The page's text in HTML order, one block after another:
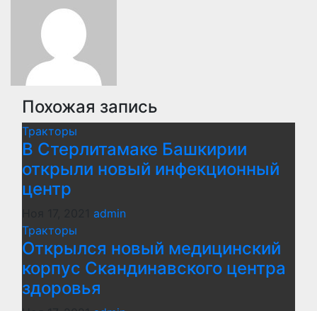
Похожая запись
Тракторы
В Стерлитамаке Башкирии
открыли новый инфекционный
центр
admin
Тракторы
Открылся новый медицинский
корпус Скандинавского центра
здоровья